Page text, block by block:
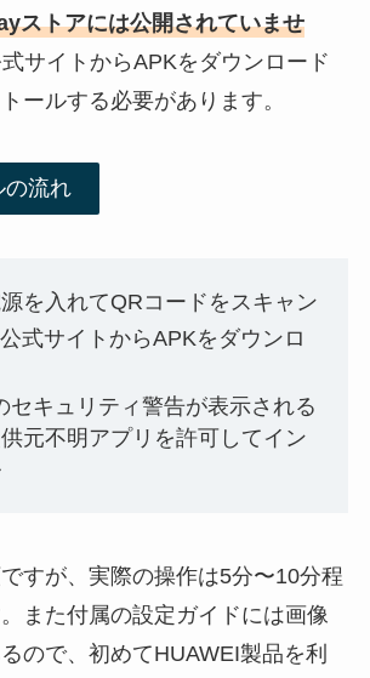
ストアには公開されていませ
サイトからAPKをダウンロード
ールする必要があります。
の流れ
を入れてQRコードをスキャン
式サイトからAPKをダウンロ
セキュリティ警告が表示される
元不明アプリを許可してイン
すが、実際の操作は5分〜10分程
また付属の設定ガイドには画像
ので、初めてHUAWEI製品を利